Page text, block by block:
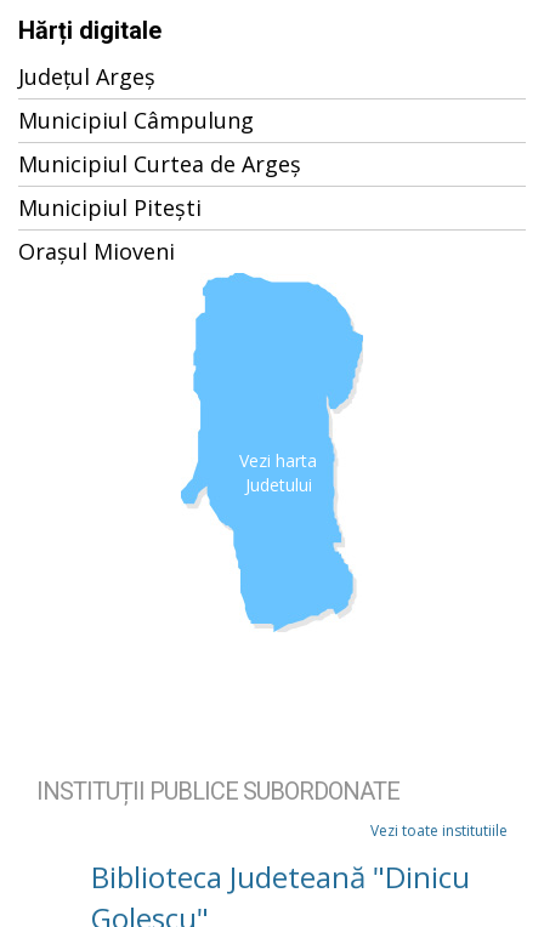
Hărți digitale
Județul Argeș
Municipiul Câmpulung
Municipiul Curtea de Argeș
Municipiul Pitești
Orașul Mioveni
Vezi harta
Judetului
INSTITUȚII PUBLICE SUBORDONATE
Vezi toate institutiile
Biblioteca Judeteană "Dinicu
Golescu"